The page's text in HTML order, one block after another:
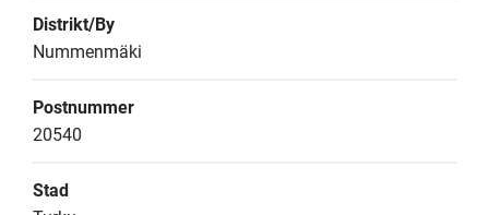
Distrikt/By
Nummenmäki
Postnummer
20540
Stad